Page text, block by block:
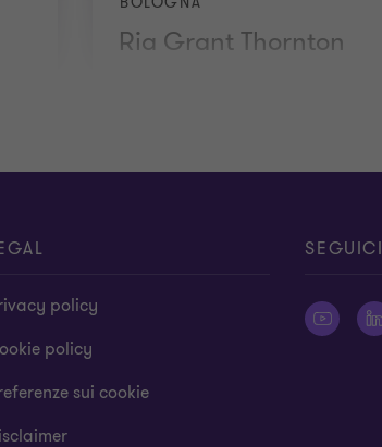
Ria Grant Thornton
policy
policy
sui cookie
SEGUICI